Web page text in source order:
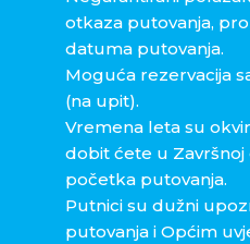
otkaza putovanja,
datuma putovanja.
Moguća rezervacija
(na upit).
Vremena leta su
dobit ćete u Završnoj
početka putovanja.
Putnici su dužni
putovanja i Općim